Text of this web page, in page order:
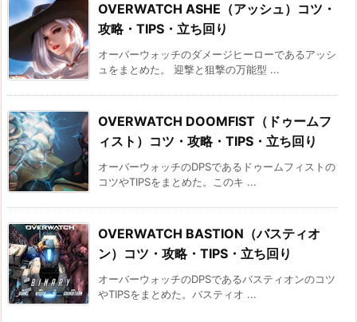
OVERWATCH ASHE（アッシュ）コツ・
攻略・TIPS・立ち回り
オーバーウォッチのダメージヒーローであるアッシ
ュをまとめた。 迎撃と狙撃の万能型 ...
OVERWATCH DOOMFIST（ドゥームフ
ィスト）コツ・攻略・TIPS・立ち回り
オーバーウォッチのDPSであるドゥームフィストの
コツやTIPSをまとめた。このキ ...
OVERWATCH BASTION（バスティオ
ン）コツ・攻略・TIPS・立ち回り
オーバーウォッチのDPSであるバスティオンのコツ
やTIPSをまとめた。バスティオ ...